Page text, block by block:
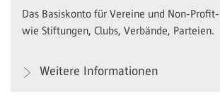
Das Basiskonto für Vereine und Non-
wie Stiftungen, Clubs, Verbände, Parteien.
Weitere Informationen